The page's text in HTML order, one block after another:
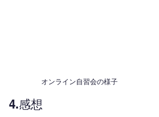
オンライン自習会の様子
4.感想